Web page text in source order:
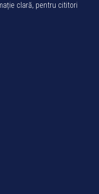
clară, pentru cititori